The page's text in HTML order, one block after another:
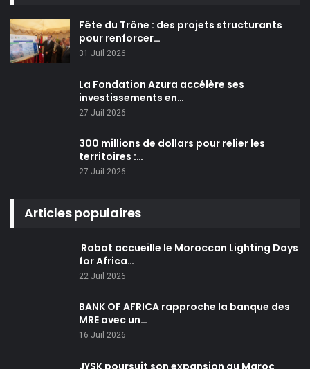
Fête du Trône : des projets structurants
pour renforcer…
31 Juil 2026
La Fondation Azura accélère ses
investissements en…
27 Juil 2026
300 millions de dollars pour relier les
territoires :…
27 Juil 2026
Articles populaires
Rabat accueille le Moroccan Lighting Days
for Africa…
22 Juil 2026
BANK OF AFRICA rapproche la banque des
MRE avec un…
16 Juil 2026
JYSK poursuit son expansion au Maroc